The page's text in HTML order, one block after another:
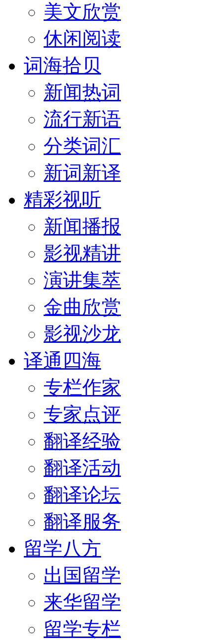
美文欣赏
休闲阅读
词海拾贝
新闻热词
流行新语
分类词汇
新词新译
精彩视听
新闻播报
影视精讲
演讲集萃
金曲欣赏
影视沙龙
译通四海
专栏作家
专家点评
翻译经验
翻译活动
翻译论坛
翻译服务
留学八方
出国留学
来华留学
留学专栏